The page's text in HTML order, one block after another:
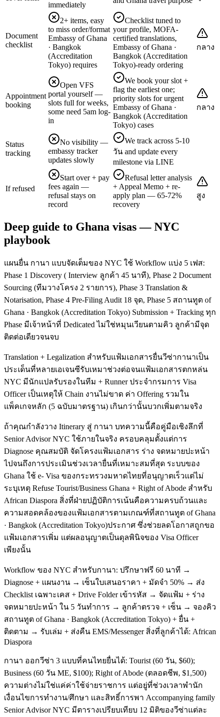
immediately
Document
checklist
2+ items, easy
to miss order/format
Embassy of Ghana
· Bangkok
(Accreditation
Tokyo) requires
Checklist tuned to
your profile, MOFA-
certified translations,
Embassy of Ghana ·
Bangkok (Accreditation
Tokyo)-ready ordering
กลาง
Appointment
booking
Open VFS
portal yourself —
slots full for weeks,
some need 5am log-
in
We book your slot +
flag the earliest one;
priority slots for urgent
Embassy of Ghana ·
Bangkok (Accreditation
Tokyo) cases
กลาง
Status
tracking
No visibility —
embassy tracker
updates slowly
We track across 5-10
วัน and update every
milestone via LINE
If refused
Start over + pay
fees again —
refusal stays on
record
Refusal letter analysis
+ Appeal Memo + re-
apply plan — 65-72%
recovery
สูง
Deep guide to Ghana visas — NYC
playbook
แผนยื่น กานา แบบจัดเต็มของ NYC ใช้ Workflow แบ่ง 5 เฟส:
Phase 1 Discovery ( Interview ลูกค้า 45 นาที), Phase 2 Document
Sourcing (ทีมวางโครง 2 รายการ), Phase 3 Translation &
Notarisation, Phase 4 Pre-Filing Audit 18 จุด, Phase 5 สถานทูต of
Ghana · Bangkok (Accreditation Tokyo) Submission + Tracking ทุก
Phase มีเจ้าหน้าที่ Dedicated ไม่ใช่หมุนเวียนตามคิว ลูกค้ามีจุด
ติดต่อเดียวจนจบ
Translation + Legalization สำหรับแฟ้มเอกสารยื่นวีซ่ากานาเป็น
ประเด็นที่หลายเอเจนซีรับเหมาช่วงต่อจนแฟ้มเอกสารตกหล่น
NYC มีนักแปลรับรองในทีม + Runner ประจำกรมการ Visa
Officer เป็นเหตุให้ Chain งานไม่ขาด ค่า Offering รวมใน
แพ็คเกจหลัก (5 ฉบับมาตรฐาน) เกินกว่านั้นบวกเพิ่มตามจริง
ถ้าคุณกำลังวาง Itinerary สู่ กานา บทความนี้คือคู่มือเชิงลึกที่
Senior Advisor NYC ใช้ภายในจริง ครอบคลุมตั้งแต่การ
Diagnose คุณสมบัติ จัดโครงแฟ้มเอกสาร ร่าง จดหมายปะหน้า
ไปจนถึงการประเมินช่วงเวลายื่นที่เหมาะสมที่สุด ระบบของ
Ghana ใช้ e- Visa ของกระทรวงมหาดไทยที่อนุญาตเร็วแต่ไม่
ระบุเหตุ Refuse Tourist/Business Ghana + Right of Abode สำหรับ
African Diaspora สิ่งที่ฝ่ายปฏิบัติการเน้นคือความครบถ้วนและ
ความสอดคล้องของแฟ้มเอกสารตามเกณฑ์ที่สถานทูต of Ghana
· Bangkok (Accreditation Tokyo)ประกาศ ซึ่งช่วยลดโอกาสถูกขอ
แฟ้มเอกสารเพิ่ม แต่ผลอนุญาตเป็นดุลพินิจของ Visa Officer
เพียงนั้น
Workflow ของ NYC สำหรับกานา: ปรึกษาฟรี 60 นาที →
Diagnose + แผนงาน → เซ็นใบเสนอราคา + มัดจำ 50% → ส่ง
Checklist เฉพาะเคส + Drive Folder เข้ารหัส → จัดแฟ้ม + ร่าง
จดหมายปะหน้า ใน 5 วันทำการ → ลูกค้าตรวจ + เซ็น → จองคิว
สถานทูต of Ghana · Bangkok (Accreditation Tokyo) + ยื่น +
ติดตาม → รับเล่ม + ส่งคืน EMS/Messenger สิ่งที่ลูกค้าได้: African
Diaspora
กานา ออกวีซ่า 3 แบบที่คนไทยยื่นได้: Tourist (60 วัน, $60);
Business (60 วัน ME, $100); Right of Abode (ตลอดชีพ, $1,500)
ความต่างไม่ใช่แค่ค่าใช้จ่ายราชการ แต่อยู่ที่ช่วงเวลาพำนัก
เงื่อนไขการทำงาน/ศึกษา และสิทธิ์การพา Accompanying family
Senior Advisor NYC มีตารางเปรียบเทียบ 12 มิติของวีซ่าแต่ละ